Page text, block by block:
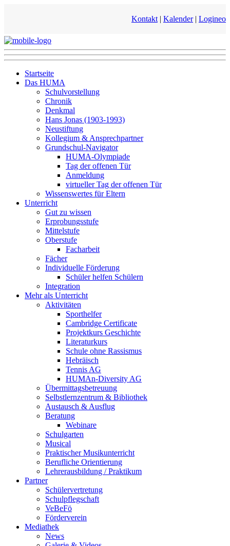
Kontakt | Kalender| Logineo
Startseite
Das HUMA
Schulvorstellung
Chronik
Denkmal
Hans Jonas (1903-1993)
Neustiftung
Kollegium & Ansprechpartner
Grundschul-Navigator
HUMA-Olympiade
Tag der offenen Tür
Anmeldung
virtueller Tag der offenen Tür
Wissenswertes für Eltern
Unterricht
Gut zu wissen
Erprobungsstufe
Mittelstufe
Oberstufe
Facharbeit
Fächer
Individuelle Förderung
Schüler helfen Schülern
Integration
Mehr als Unterricht
Aktivitäten
Sporthelfer
Cambridge Certificate
Projektkurs Geschichte
Literaturkurs
Schule ohne Rassismus
Hebräisch
Tennis AG
HUMAn-Diversity AG
Übermittagsbetreuung
Selbstlernzentrum & Bibliothek
Austausch & Ausflug
Beratung
Webinare
Schulgarten
Musical
Praktischer Musikunterricht
Berufliche Orientierung
Lehrerausbildung / Praktikum
Partner
Schülervertretung
Schulpflegschaft
VeBeFö
Förderverein
Mediathek
News